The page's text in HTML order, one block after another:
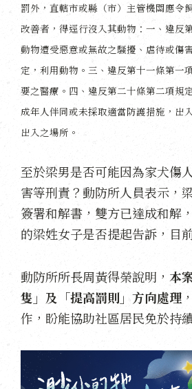
罰外，直轄市或縣（市）主管機關應令
改善者，得逕行沒入其動物：一、違反
動物遭受惡意或無故之騷擾、虐待或傷
定，利用動物。三、違反第十一條第一
要之醫療。四、違反第二十條第二項規
成年人伴同或未採取適當防護措施，出
出入之場所。
至於梁男是否可能因為家犬傷
害等刑責？動防所人員表示，
簽署和解書，雙方已達成和解
的梁姓女子是否提起告訴，目
動防所所長周黃得榮說明， 本
隻」及「提高罰則」方向處理
作，盼能協助社區居民免於持